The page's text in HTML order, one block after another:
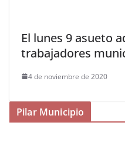
El lunes 9 asueto
trabajadores
4 de noviembre de 2020
Pilar Municipio